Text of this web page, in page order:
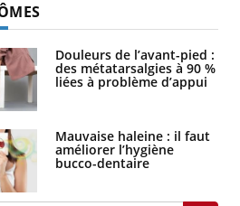
Douleurs de l’avant-pied :
des métatarsalgies à 90 %
liées à problème d’appui
Mauvaise haleine : il faut
améliorer l’hygiène
bucco-dentaire